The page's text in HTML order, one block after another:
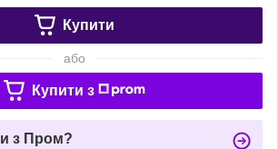
Купити
або
Купити з
з Пром?